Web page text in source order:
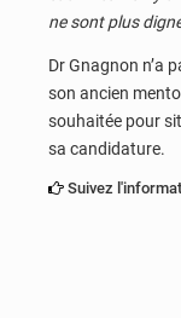
ne sont plus
Dr Gnagnon n’a
son ancien
souhaitée pour
sa candidature.
Suivez